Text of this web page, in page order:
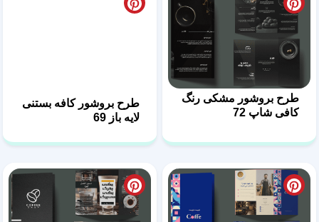
طرح بروشور مشکی رنگ
کافی شاپ 72
طرح بروشور کافه بستنی
لایه باز 69